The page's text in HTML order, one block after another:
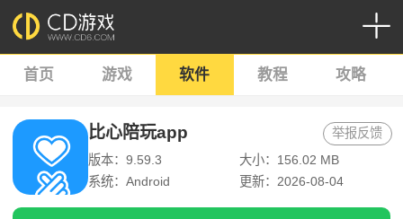
首页 游戏 软件 教程 攻略
比心陪玩app
版本：9.59.3
大小：156.02 MB
系统：Android
更新：2026-08-04
举报反馈